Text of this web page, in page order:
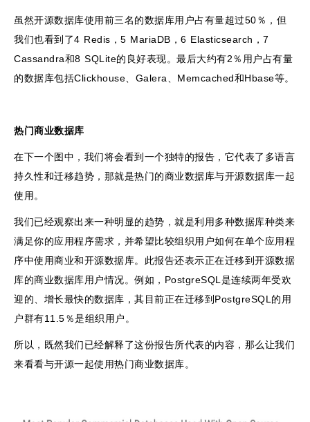
虽然开源数据库使用前三名的数据库用户占有量超过50％，但
我们也看到了4 Redis，5 MariaDB，6 Elasticsearch，7
Cassandra和8 SQLite的良好表现。最后大约有2％用户占有量
的数据库包括Clickhouse、Galera、Memcached和Hbase等。
热门商业数据库
在下一个图中，我们将会看到一个独特的报告，它代表了多语言
持久性和迁移趋势，那就是热门的商业数据库与开源数据库一起
使用。
我们已经观察出来一种明显的趋势，就是利用多种数据库种类来
满足你的应用程序需求，并希望比较组织用户如何在单个应用程
序中使用商业和开源数据库。此报告还表示正在迁移到开源数据
库的商业数据库用户情况。例如，PostgreSQL是连续两年受欢
迎的、增长最快的数据库，其目前正在迁移到PostgreSQL的用
户群有11.5％是组织用户。
所以，既然我们已经解释了这份报告所代表的内容，那么让我们
来看看与开源一起使用热门商业数据库。